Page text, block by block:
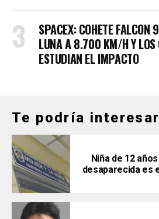
SPACEX: COHETE FALCON
LUNA A 8.700 KM/H Y LOS
ESTUDIAN EL IMPACTO
Te podría interesar
Niña de 12
desaparecida es